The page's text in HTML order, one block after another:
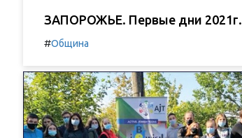
ЗАПОРОЖЬЕ. Первые дни 2021г.
#Община